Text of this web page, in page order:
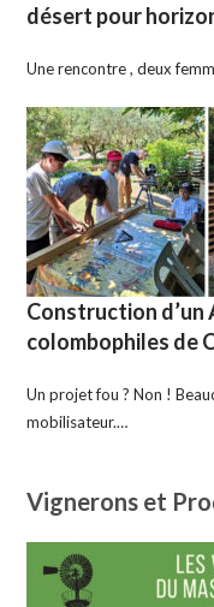
désert pour
Une rencontre , deux
Construction d’un
colombophiles de
Un projet fou ? Non !
mobilisateur.…
Vignerons et